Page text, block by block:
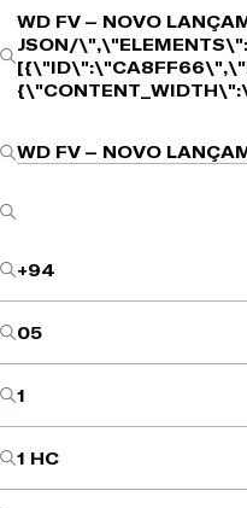
WD FV – NOVO
JSON/\",\"ELEMENTS\":
WD FV – NOVO
+94
05
1
1 HC